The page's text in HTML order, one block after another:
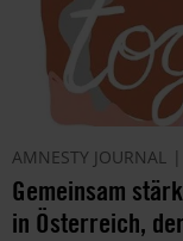
AMNESTY JOURNAL
Gemeinsam
in Österreich,